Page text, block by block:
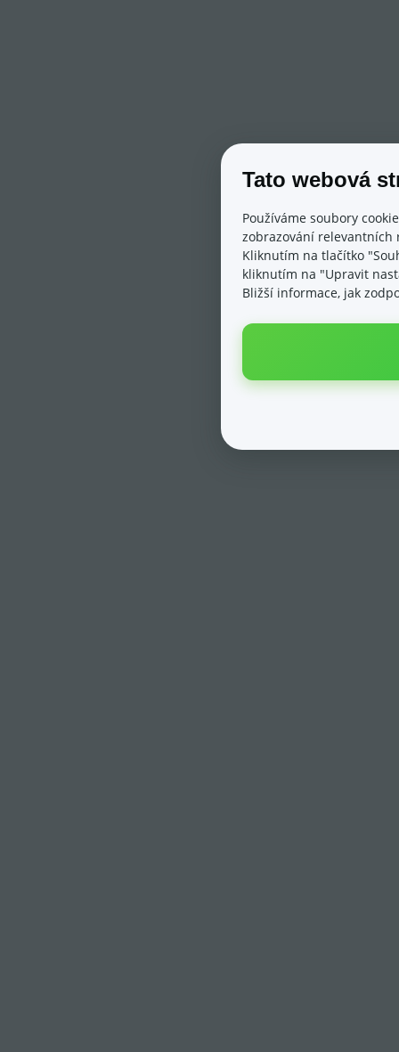
Tato webová
Používáme soubory
zobrazování relevantních
Kliknutím na tlačítko
kliknutím na "Upravit
Bližší informace, jak